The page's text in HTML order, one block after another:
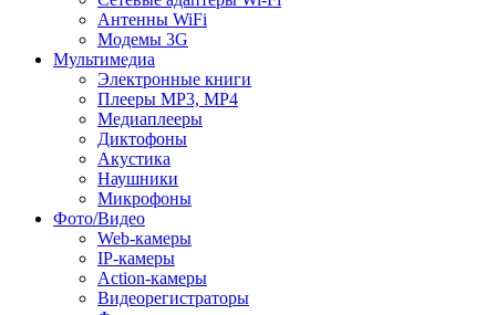
Антенны WiFi
Модемы 3G
Мультимедиа
Электронные книги
Плееры MP3, MP4
Медиаплееры
Диктофоны
Акустика
Наушники
Микрофоны
Фото/Видео
Web-камеры
IP-камеры
Action-камеры
Видеорегистраторы